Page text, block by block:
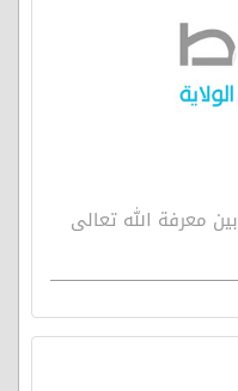
- العلاقة بين معرفة الله تعالى